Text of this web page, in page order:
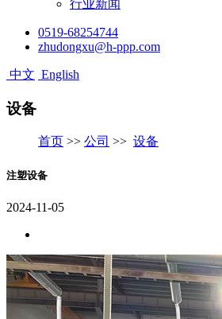
行业新闻
0519-68254744
zhudongxu@h-ppp.com
中文 English
设备
首页 >> 公司 >> 设备
注塑设备
2024-11-05